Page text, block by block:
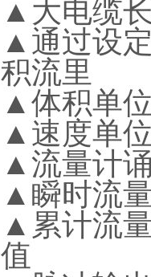
▲大电缆
▲通过设
积流里
▲体积单
▲速度单
▲流量计
▲瞬时流
▲累计流
值